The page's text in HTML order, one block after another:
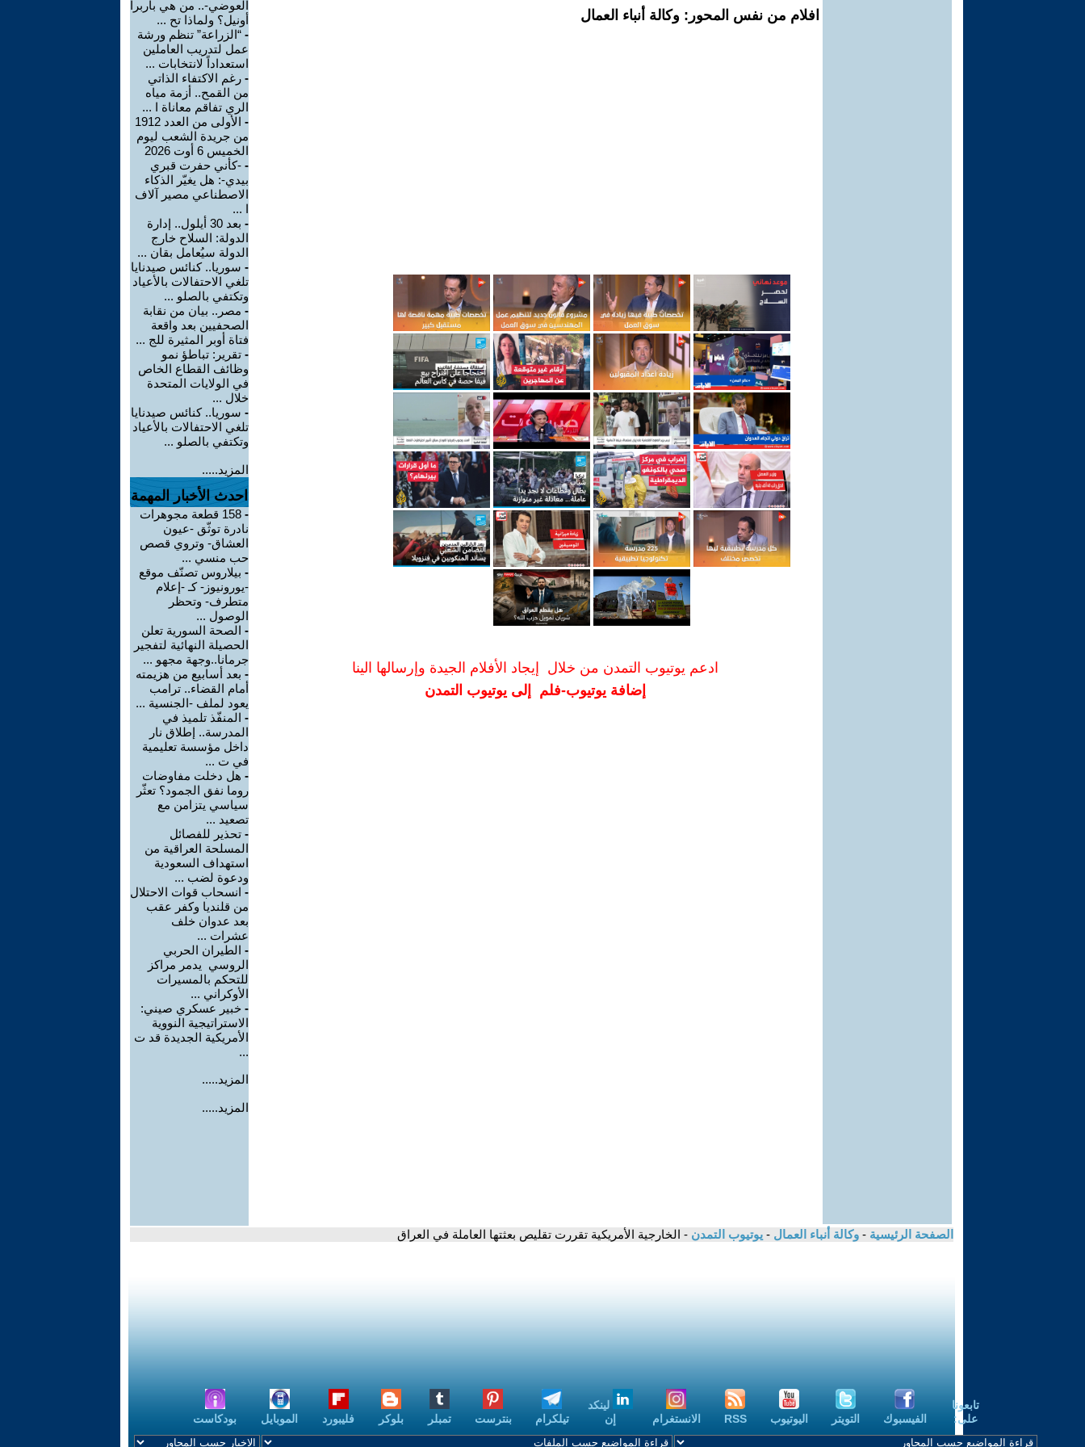
افلام من نفس المحور: وكالة أنباء العمال
ادعم يوتيوب التمدن من خلال إيجاد الأفلام الجيدة وإرسالها الينا
إضافة يوتيوب-فلم إلى يوتيوب التمدن
العوضي-.. من هي باربرا
أونيل؟ ولماذا تح ...
- “الزراعة” تنظم ورشة
عمل لتدريب العاملين
استعداداً لانتخابات ...
- رغم الاكتفاء الذاتي
من القمح.. أزمة مياه
الري تفاقم معاناة ا ...
-
الأولى من العدد 1912
من جريدة الشعب ليوم
الخميس 6 أوت 2026
- -كأني حفرت قبري
بيدي-: هل يغيّر الذكاء
الاصطناعي مصير آلاف
ا ...
-
بعد 30 أيلول.. إدارة
الدولة: السلاح خارج
الدولة سيُعامل بقان ...
- سوريا.. كنائس صيدنايا
تلغي الاحتفالات بالأعياد
وتكتفي بالصلو ...
- مصر.. بيان من نقابة
الصحفيين بعد واقعة
فتاة أوبر المثيرة للج ...
- تقرير: تباطؤ نمو
وظائف القطاع الخاص
في الولايات المتحدة
خلال ...
- سوريا.. كنائس صيدنايا
تلغي الاحتفالات بالأعياد
وتكتفي بالصلو ...
المزيد.....
احدث الأخبار المهمة
-
158 قطعة مجوهرات
نادرة توثّق -عيون
العشاق- وتروي قصص
حب منسي ...
- بيلاروس تصنّف موقع
-يورونيوز- كـ -إعلام
متطرف- وتحظر
الوصول ...
- الصحة السورية تعلن
الحصيلة النهائية لتفجير
جرمانا..وجهة مجهو ...
- بعد أسابيع من هزيمته
أمام القضاء.. ترامب
يعود لملف -الجنسية ...
- المنفّذ تلميذ في
المدرسة.. إطلاق نار
داخل مؤسسة تعليمية
في ت ...
- هل دخلت مفاوضات
روما نفق الجمود؟ تعثّر
سياسي يتزامن مع
تصعيد ...
- تحذير للفصائل
المسلحة العراقية من
استهداف السعودية
ودعوة لضب ...
- انسحاب قوات الاحتلال
من قلنديا وكفر عقب
بعد عدوان خلف
عشرات ...
- الطيران الحربي
الروسي يدمر مراكز
للتحكم بالمسيرات
الأوكراني ...
- خبير عسكري صيني:
الاستراتيجية النووية
الأمريكية الجديدة قد ت
...
المزيد.....
المزيد.....
الصفحة الرئيسية - وكالة أنباء العمال - يوتيوب التمدن - الخارجية الأمريكية تقررت تقليص بعثتها العاملة في العراق
تابعونا
على:
الفيسبوك التويتر اليوتيوب RSS الانستغرام
لينكد
إن
تيلكرام بنترست تمبلر بلوكر فليبورد الموبايل بودكاست